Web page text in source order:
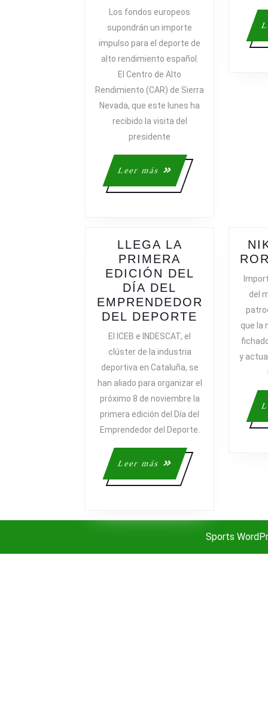
ALTO
DE
NEVADA
RECIBIRÁ
LOS
FONDOS
Los fondos europeos
supondrán un importe
impulso para el deporte de
alto rendimiento español.
El Centro de Alto
Rendimiento (CAR) de Sierra
Nevada, que este lunes ha
recibido la visita del
presidente
Leer más
Leer
más
LLEGA LA
PRIMERA
EDICIÓN DEL
DÍA DEL
EMPRENDEDOR
DEL DEPORTE
PRIMERA
EDICIÓN
DEL
DÍA
DEL
DEL
El ICEB e INDESCAT, el
clúster de la industria
deportiva en Cataluña, se
han aliado para organizar el
próximo 8 de noviembre la
primera edición del Día del
Emprendedor del Deporte.
Leer más
Leer
más
del
que la
y
Sports